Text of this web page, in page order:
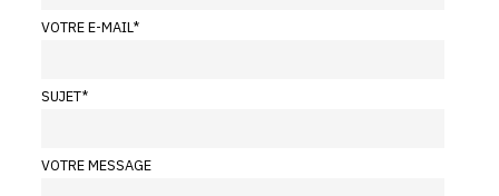
VOTRE E-MAIL*
SUJET*
VOTRE MESSAGE